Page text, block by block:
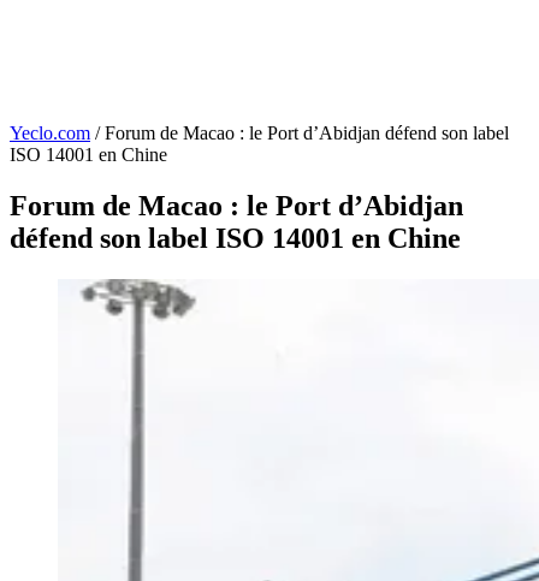
Yeclo.com / Forum de Macao : le Port d’Abidjan défend son label
ISO 14001 en Chine
Forum de Macao : le Port d’Abidjan
défend son label ISO 14001 en Chine